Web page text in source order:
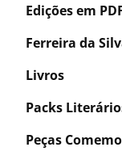
Edições em
Ferreira da
Livros
Packs
Peças